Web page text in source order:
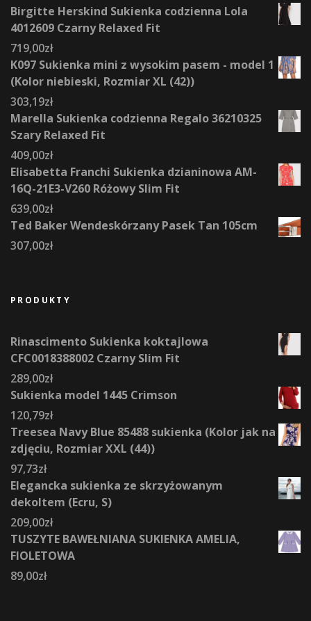
Birgitte Herskind Sukienka codzienna Lola
4012609 Czarny Relaxed Fit
719,00zł
K097 Sukienka mini z wysokim pasem - model 1
(Kolor niebieski, Rozmiar XL (42))
303,19zł
Marella Sukienka codzienna Regalo 36210325
Szary Relaxed Fit
409,00zł
Elisabetta Franchi Sukienka dzianinowa AM-
16Q-21E3-V260 Różowy Slim Fit
639,00zł
Ted Baker Wendeskórzany Pasek Tan 105cm
307,00zł
PRODUKTY
Rinascimento Sukienka koktajlowa
CFC0018388002 Czarny Slim Fit
289,00zł
Sukienka model 1445 Crimson
120,79zł
Treesea Navy Blue 85488 sukienka (Kolor jak na
zdjęciu, Rozmiar XXL (44))
97,73zł
Elegancka sukienka ze skrzyżowanym
dekoltem (Ecru, S)
209,00zł
TUSZYTE BAWEŁNIANA SUKIENKA AMELIA,
FIOLETOWA
89,00zł